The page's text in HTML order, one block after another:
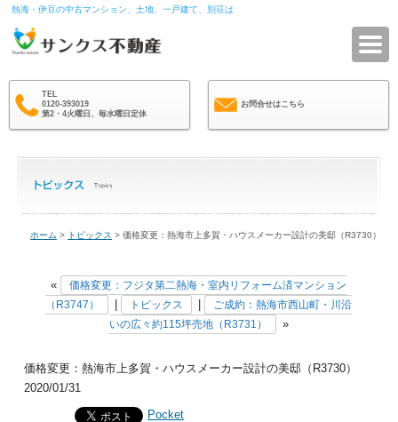
熱海・伊豆の中古マンション、土地、一戸建て、別荘は
TEL
0120-393019
第2・4火曜日、毎水曜日定休
お問合せはこちら
ホーム > トピックス > 価格変更：熱海市上多賀・ハウスメーカー設計の美邸（R3730）
«
価格変更：フジタ第二熱海・室内リフォーム済マンション
（R3747）
トピックス
ご成約：熱海市西山町・川沿
いの広々約115坪売地（R3731）
»
価格変更：熱海市上多賀・ハウスメーカー設計の美邸（R3730）
2020/01/31
Pocket